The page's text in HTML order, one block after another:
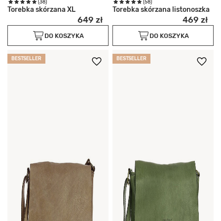
(38)
Torebka skórzana XL
649 zł
DO KOSZYKA
(58)
Torebka skórzana listonoszka
469 zł
DO KOSZYKA
BESTSELLER BESTSELLER